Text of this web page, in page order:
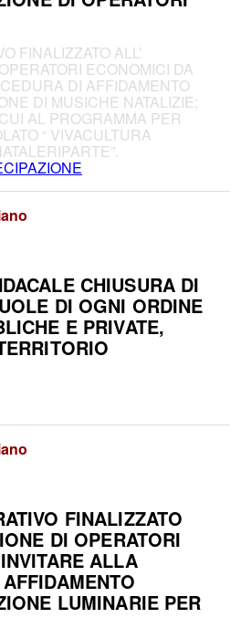
FINALIZZATO ALL’
ECONOMICI DA
DI AFFIDAMENTO
DI MUSICHE NATALIZIE;
AL PROGRAMMA PER
“ VIVACULTURA
CHIUSURA DI
DI OGNI ORDINE
E PRIVATE,
FINALIZZATO
DI OPERATORI
ALLA
LUMINARIE PER